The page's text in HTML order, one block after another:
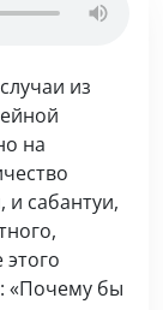
из
на
и сабантуи,
«Почему бы